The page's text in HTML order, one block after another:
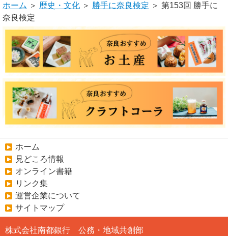
ホーム ＞ 歴史・文化 ＞ 勝手に奈良検定 ＞ 第153回 勝手に
奈良検定
ホーム
見どころ情報
オンライン書籍
リンク集
運営企業について
サイトマップ
株式会社南都銀行 公務・地域共創部